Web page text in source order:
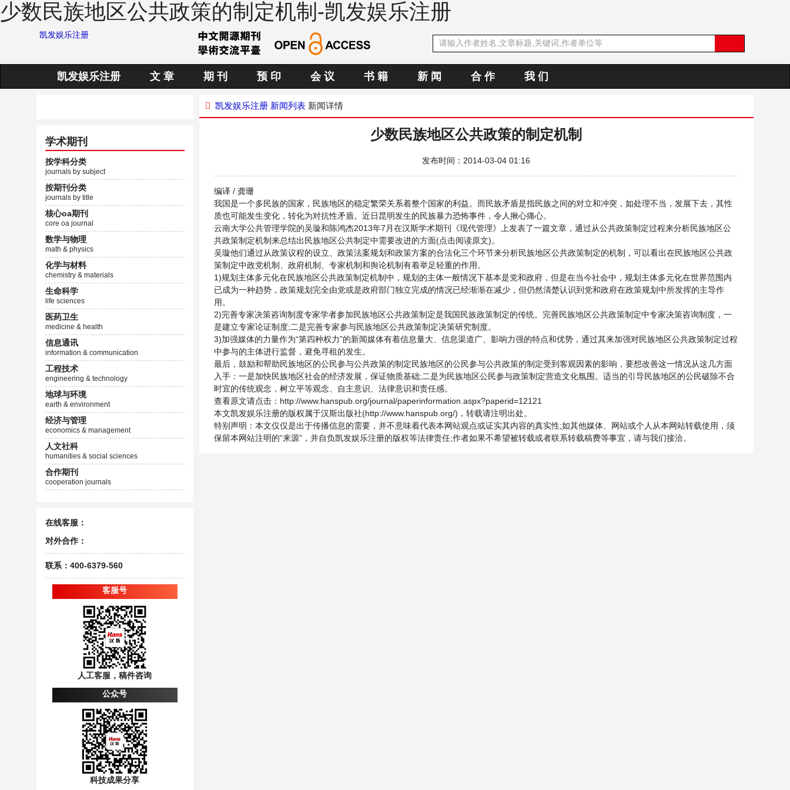
少数民族地区公共政策的制定机制-凯发娱乐注册
凯发娱乐注册
凯发娱乐注册 文 章 期 刊 预 印 会 议 书 籍 新 闻 合 作 我 们
学术期刊
按学科分类
journals by subject
按期刊分类
journals by title
核心oa期刊
core oa journal
数学与物理
math & physics
化学与材料
chemistry & materials
生命科学
life sciences
医药卫生
medicine & health
信息通讯
information & communication
工程技术
engineering & technology
地球与环境
earth & environment
经济与管理
economics & management
人文社科
humanities & social sciences
合作期刊
cooperation journals
在线客服：
对外合作：
联系：400-6379-560
客服号
人工客服，稿件咨询
公众号
科技成果分享
凯发娱乐注册 新闻列表 新闻详情
少数民族地区公共政策的制定机制
发布时间：2014-03-04 01:16
编译 / 龚珊
我国是一个多民族的国家，民族地区的稳定繁荣关系着整个国家的利益。而民族矛盾是指民族之间的对立和冲突，如处理不当，发展下去，其性
质也可能发生变化，转化为对抗性矛盾。近日昆明发生的民族暴力恐怖事件，令人揪心痛心。
云南大学公共管理学院的吴璇和陈鸿杰2013年7月在汉斯学术期刊《现代管理》上发表了一篇文章，通过从公共政策制定过程来分析民族地区公
共政策制定机制来总结出民族地区公共制定中需要改进的方面(点击阅读原文)。
吴璇他们通过从政策议程的设立、政策法案规划和政策方案的合法化三个环节来分析民族地区公共政策制定的机制，可以看出在民族地区公共政
策制定中政党机制、政府机制、专家机制和舆论机制有着举足轻重的作用。
1)规划主体多元化在民族地区公共政策制定机制中，规划的主体一般情况下基本是党和政府，但是在当今社会中，规划主体多元化在世界范围内
已成为一种趋势，政策规划完全由党或是政府部门独立完成的情况已经渐渐在减少，但仍然清楚认识到党和政府在政策规划中所发挥的主导作
用。
2)完善专家决策咨询制度专家学者参加民族地区公共政策制定是我国民族政策制定的传统。完善民族地区公共政策制定中专家决策咨询制度，一
是建立专家论证制度;二是完善专家参与民族地区公共政策制定决策研究制度。
3)加强媒体的力量作为“第四种权力”的新闻媒体有着信息量大、信息渠道广、影响力强的特点和优势，通过其来加强对民族地区公共政策制定过程
中参与的主体进行监督，避免寻租的发生。
最后，鼓励和帮助民族地区的公民参与公共政策的制定民族地区的公民参与公共政策的制定受到客观因素的影响，要想改善这一情况从这几方面
入手：一是加快民族地区社会的经济发展，保证物质基础;二是为民族地区公民参与政策制定营造文化氛围。适当的引导民族地区的公民破除不合
时宜的传统观念，树立平等观念、自主意识、法律意识和责任感。
查看原文请点击：http://www.hanspub.org/journal/paperinformation.aspx?paperid=12121
本文凯发娱乐注册的版权属于汉斯出版社(http://www.hanspub.org/)，转载请注明出处。
特别声明：本文仅仅是出于传播信息的需要，并不意味着代表本网站观点或证实其内容的真实性;如其他媒体、网站或个人从本网站转载使用，须
保留本网站注明的“来源”，并自负凯发娱乐注册的版权等法律责任;作者如果不希望被转载或者联系转载稿费等事宜，请与我们接洽。